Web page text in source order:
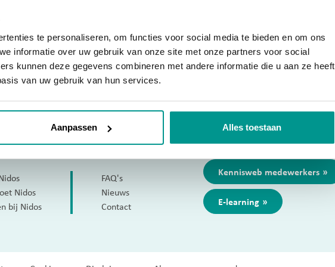
te personaliseren, om functies voor social media te bieden en om ons
informatie over uw gebruik van onze site met onze partners voor social
kunnen deze gegevens combineren met andere informatie die u aan ze heeft
van uw gebruik van hun services.
Aanpassen Alles toestaan
Contact
Nidos
bij Nidos
FAQ's
Nieuws
Contact
Volg ons op
Kennisweb medewerkers
E-learning